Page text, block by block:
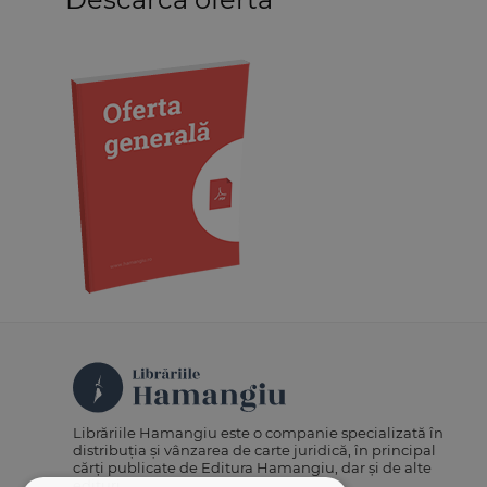
juridice
Protecția drepturilor omului
Psihologie
Teoria generală a dreptului
Librăriile Hamangiu este o companie specializată în
distribuția și vânzarea de carte juridică, în principal
cărți publicate de Editura Hamangiu, dar și de alte